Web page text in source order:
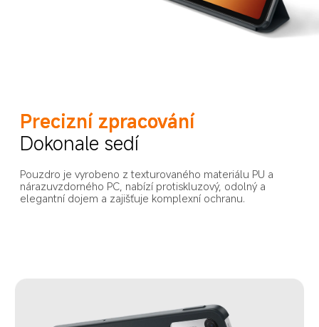
Precizní zpracování
Dokonale sedí
Pouzdro je vyrobeno z texturovaného materiálu PU a
nárazuvzdorného PC, nabízí protiskluzový, odolný a
elegantní dojem a zajišťuje komplexní ochranu.